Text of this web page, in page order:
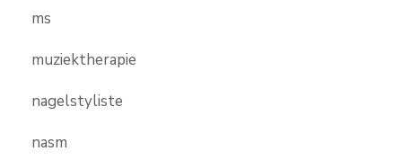
ms
muziektherapie
nagelstyliste
nasm